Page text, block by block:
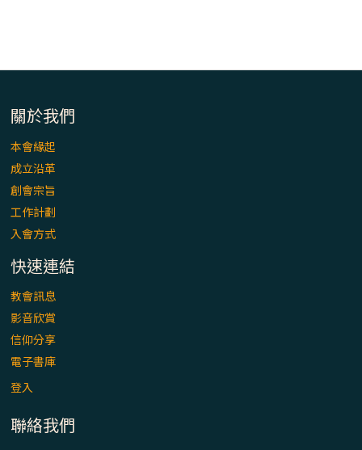
(2)黃敏正主教帶你做【將臨期避靜】—
關於我們
本會緣起
成立沿革
創會宗旨
工作計劃
入會方式
快速連結
教會訊息
影音欣賞
信仰分享
電子書庫
登入
聯絡我們